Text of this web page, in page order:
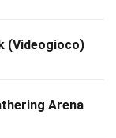
(Videogioco)
Arena